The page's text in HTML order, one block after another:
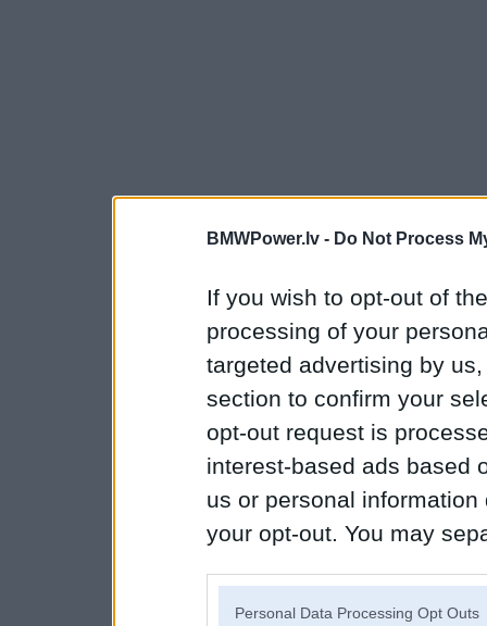
BMWPower.lv - Do Not Process
If you wish to opt-out of
processing of your
targeted advertising by
section to confirm your
opt-out request is
interest-based ads based
us or personal
your opt-out. You may
Personal Data Processing Opt Outs